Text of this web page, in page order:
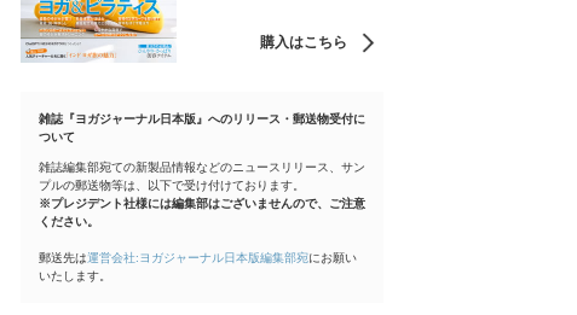
購入はこちら
雑誌『ヨガジャーナル日本版』へのリリース・郵送物受付に
ついて
雑誌編集部宛ての新製品情報などのニュースリリース、サン
プルの郵送物等は、以下で受け付けております。
※プレジデント社様には編集部はございませんので、ご注意
ください。
郵送先は運営会社:ヨガジャーナル日本版編集部宛にお願い
いたします。